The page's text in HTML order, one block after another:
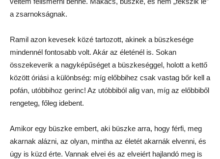
a zsarnokságnak.
Ramil azon kevesek közé tartozott, akinek a büszkesége
mindennél fontosabb volt. Akár az életénél is. Sokan
összekeverik a nagyképűséget a büszkeséggel, holott a kettő
között óriási a különbség: míg előbbihez csak vastag bőr kell a
pofán, utóbbihoz gerinc! Az utóbbiból alig van, míg az előbbiből
rengeteg, főleg idebent.
Amikor egy büszke embert, aki büszke arra, hogy férfi, meg
akarnak alázni, az olyan, mintha az életét akarnák elvenni, és
úgy is küzd érte. Vannak elvei és az elveiért hajlandó meg is